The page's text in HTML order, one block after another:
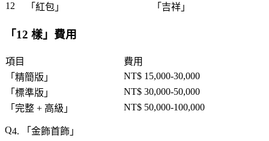
12
「 紅包 」 「 吉祥 」
「 12 樣 」費用
項目
費用
「 精簡版 」
NT$ 15,000-30,000
「 標準版 」
NT$ 30,000-50,000
「 完整 + 高級 」 NT$ 50,000-100,000
4. 「 金飾首飾 」